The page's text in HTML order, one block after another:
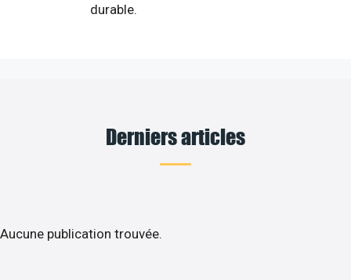
durable.
Derniers articles
Aucune publication trouvée.